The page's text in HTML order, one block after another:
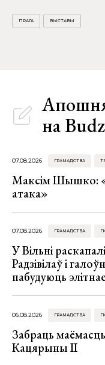
ПРАГА ВЫСТАВЫ
на
07.08.2026 ГРАМАДСТВА
Максім Шышко:
атака»
07.08.2026 ГРАМАДСТВА
У Вільні
Радзівілаў і
пабудуюць
06.08.2026 ГРАМАДСТВА
Забраць
Кацярыны ІІ